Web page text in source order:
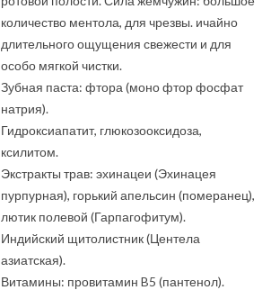
количество ментола, для чрезвы. ичайно
длительного ощущения свежести и для
особо мягкой чистки.
Зубная паста: фтора (моно фтор фосфат
натрия).
Гидроксиапатит, глюкозооксидоза,
ксилитом.
Экстракты трав: эхинацеи (Эхинацея
пурпурная), горький апельсин (померанец),
лютик полевой (Гарпагофитум).
Индийский щитолистник (Центела
азиатская).
Витамины: провитамин B5 (пантенол).